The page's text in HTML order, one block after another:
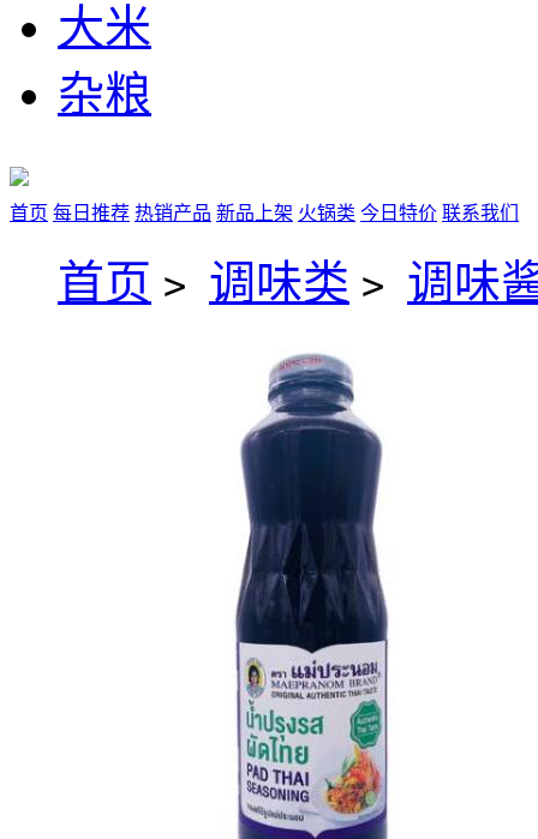
大米
杂粮
首页 每日推荐 热销产品 新品上架 火锅类 今日特价 联系我们
首页 > 调味类 > 调味